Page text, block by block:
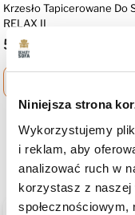
Niniejsza strona
Wykorzystujemy
i reklam, aby
analizować ruch w
korzystasz z naszej
Krzesło Tapicerowane Do
RELAX II
599 zł
Może